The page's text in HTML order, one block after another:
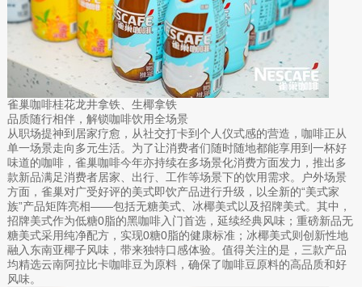
雀巢咖啡桂花龙井拿铁、生椰拿铁
品质随行相伴，解锁咖啡饮用全场景
从职场提神到居家疗愈，从社交打卡到个人仪式感的营造，咖啡正从
单一场景走向多元生活。为了让消费者们随时随地都能享用到一杯好
味道的咖啡，雀巢咖啡今年亦持续在多场景化消费方面发力，推出多
款新品满足消费者居家、出行、工作等场景下的饮用需求。户外场景
方面，雀巢对广受好评的美式即饮产品进行升级，以全新的“美式家
族”产品矩阵亮相——包括无糖美式、冰椰美式以及招牌美式。其中，
招牌美式作为低糖0脂的黑咖啡入门首选，延续经典风味；重磅新品无
糖美式采用纯净配方，实现0糖0脂的健康标准；冰椰美式则创新性地
融入东南亚椰子风味，带来独特口感体验。值得关注的是，三款产品
均精选云南阿拉比卡咖啡豆为原料，确保了咖啡豆原料的高品质和好
风味。